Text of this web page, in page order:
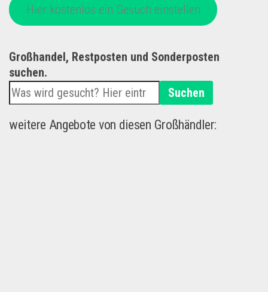
Hier kostenlos ein Gesuch einstellen
Großhandel, Restposten und Sonderposten
suchen.
Suchen
weitere Angebote von diesen Großhändler: